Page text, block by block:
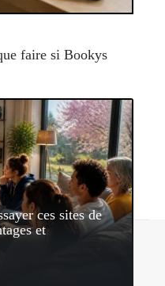
faire si Bookys
ces sites de
et